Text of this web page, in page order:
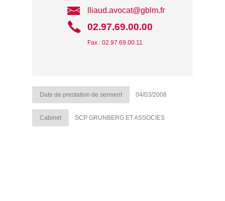
lliaud.avocat@gblm.fr
02.97.69.00.00
Fax : 02.97.69.00.11
Date de prestation de serment 04/03/2008
Cabinet SCP GRUNBERG ET ASSOCIES